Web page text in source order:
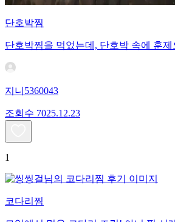
단호박찜
단호박찜을 먹었는데, 단호박 속에 훈
지니5360043
조회수 7025.12.23
1
코다리찜